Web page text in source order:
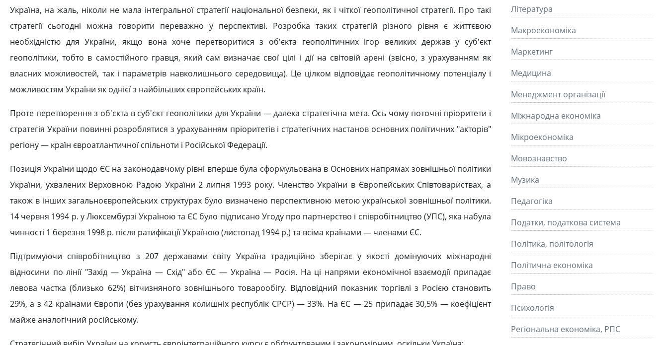
Україна, на жаль, ніколи не мала інтегральної стратегії національної безпеки, як і чіткої геополітичної стратегії. Про такі
стратегії сьогодні можна говорити переважно у перспективі. Розробка таких стратегій різного рівня є життєвою
необхідністю для України, якщо вона хоче перетворитися з об'єкта геополітичних ігор великих держав у суб'єкт
геополітики, тобто в самостійного гравця, який сам визначає свої цілі і дії на світовій арені (звісно, з урахуванням як
власних можливостей, так і параметрів навколишнього середовища). Це цілком відповідає геополітичному потенціалу і
можливостям України як однієї з найбільших європейських країн.
Проте перетворення з об'єкта в суб'єкт геополітики для України — далека стратегічна мета. Ось чому поточні пріоритети і
стратегія України повинні розроблятися з урахуванням пріоритетів і стратегічних настанов основних політичних "акторів"
регіону — країн євроатлантичної спільноти і Російської Федерації.
Позиція України щодо ЄС на законодавчому рівні вперше була сформульована в Основних напрямах зовнішньої політики
України, ухвалених Верховною Радою України 2 липня 1993 року. Членство України в Європейських Співтовариствах, а
також в інших загальноєвропейських структурах було визначено перспективною метою української зовнішньої політики.
14 червня 1994 р. у Люксембурзі Україною та ЄС було підписано Угоду про партнерство і співробітництво (УПС), яка набула
чинності 1 березня 1998 р. після ратифікації Україною (листопад 1994 р.) та всіма країнами — членами ЄС.
Підтримуючи співробітництво з 207 державами світу Україна традиційно зберігає у якості домінуючих міжнародні
відносини по лінії "Захід — Україна — Схід" або ЄС — Україна — Росія. На ці напрями економічної взаємодії припадає
левова частка (близько 62%) вітчизняного зовнішнього товарообігу. Відповідний показник торгівлі з Росією становить
29%, а з 42 країнами Європи (без урахування колишніх республік СРСР) — 33%. На ЄС — 25 припадає 30,5% — коефіцієнт
майже аналогічний російському.
Літературa
Макроекономіка
Маркетинг
Медицина
Менеджмент організації
Міжнародна економіка
Мікроекономіка
Мовознавство
Музика
Педагогіка
Податки, податкова система
Політика, політологія
Політична економіка
Право
Психологія
Регіональна економіка, РПС